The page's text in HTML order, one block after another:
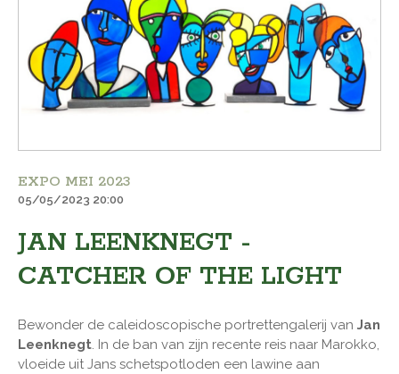
EXPO MEI 2023
05/05/2023 20:00
JAN LEENKNEGT -
CATCHER OF THE LIGHT
Bewonder de caleidoscopische portrettengalerij van Jan
Leenknegt. In de ban van zijn recente reis naar Marokko,
vloeide uit Jans schetspotloden een lawine aan